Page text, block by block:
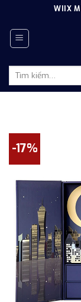
content
WIIX
Tìm
-17%